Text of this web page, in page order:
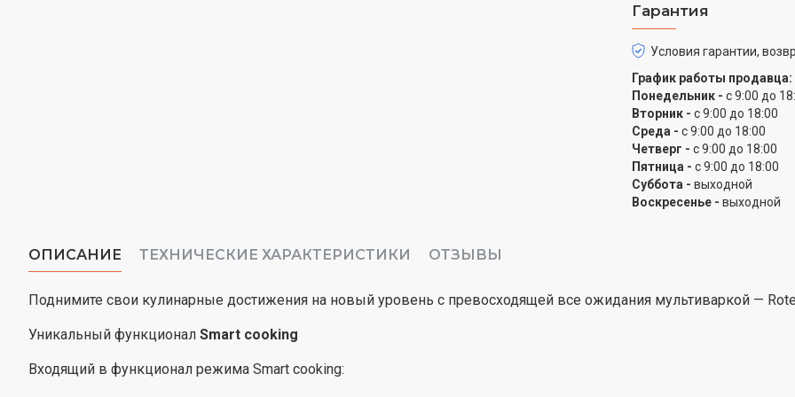
Толстая чаша с
равномерное
Комплектация
В комплект входит:
крышка для чаши из
Гарантия
Условия гарантии,
График работы продавца:
Понедельник - с 9:00 до
Вторник - с 9:00 до 18:00
Среда - с 9:00 до 18:00
Четверг - с 9:00 до 18:00
Пятница - с 9:00 до 18:00
Суббота - выходной
Воскресенье - выходной
ОПИСАНИЕ ТЕХНИЧЕСКИЕ ХАРАКТЕРИСТИКИ ОТЗЫВЫ
Поднимите свои кулинарные достижения на новый уровень с превосходящей все ожидания мультиваркой —
Уникальный функционал Smart cooking
Входящий в функционал режима Smart cooking: